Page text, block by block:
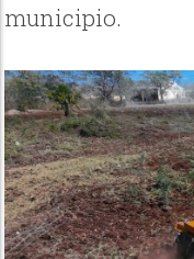
municipio.